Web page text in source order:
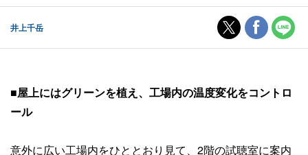
井上千岳
■屋上にはグリーンを植え、工場内の温度変化をコントロ
ール
意外に広い工場内をひととおり見て、2階の試聴室に案内